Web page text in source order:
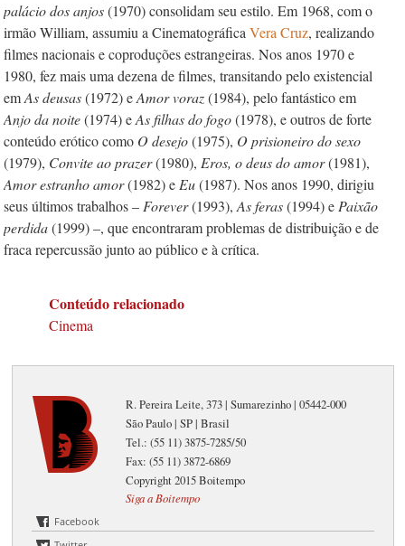
palácio dos anjos(1970) consolidam seu estilo. Em 1968, com o
irmão William, assumiu a Cinematográfica Vera Cruz, realizando
filmes nacionais e coproduções estrangeiras. Nos anos 1970 e
1980, fez mais uma dezena de filmes, transitando pelo existencial
emAs deusas(1972) eAmor voraz(1984), pelo fantástico em
Anjo da noite(1974) eAs filhas do fogo(1978), e outros de forte
conteúdo erótico como O desejo(1975), O prisioneiro do sexo
(1979), Convite ao prazer(1980), Eros, o deus do amor(1981),
Amor estranho amor(1982) e Eu(1987). Nos anos 1990, dirigiu
seus últimos trabalhos – Forever(1993), As feras(1994) e Paixão
perdida(1999) –, que encontraram problemas de distribuição e de
fraca repercussão junto ao público e à crítica.
Conteúdo relacionado
Cinema
R. Pereira Leite, 373 | Sumarezinho | 05442-000
São Paulo | SP | Brasil
Tel.: (55 11) 3875-7285/50
Fax: (55 11) 3872-6869
Copyright 2015 Boitempo
Siga a Boitempo
Facebook